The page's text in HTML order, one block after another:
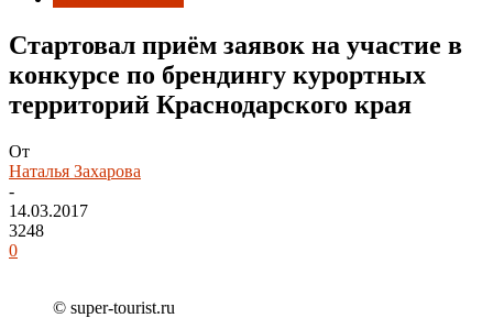
Стартовал приём заявок на участие в
конкурсе по брендингу курортных
территорий Краснодарского края
От
Наталья Захарова
-
14.03.2017
3248
0
© super-tourist.ru